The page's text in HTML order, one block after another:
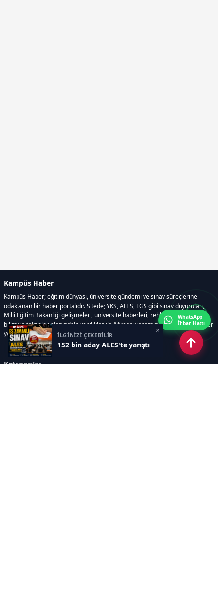
İLGİNİZİ ÇEKEBİLİR
152 bin aday ALES'te yarıştı
×
Kampüs Haber
Kampüs Haber; eğitim dünyası, üniversite gündemi ve sınav süreçlerine
odaklanan bir haber portalıdır. Sitede; YKS, ALES, LGS gibi sınav duyuruları,
Milli Eğitim Bakanlığı gelişmeleri, üniversite haberleri, rehberlik içerikleri,
bilim ve teknoloji alanındaki yenilikler ile öğrenci yaşamına dair güncel bilgiler
yer alır.
Kategoriler
WhatsApp
İhbar Hattı